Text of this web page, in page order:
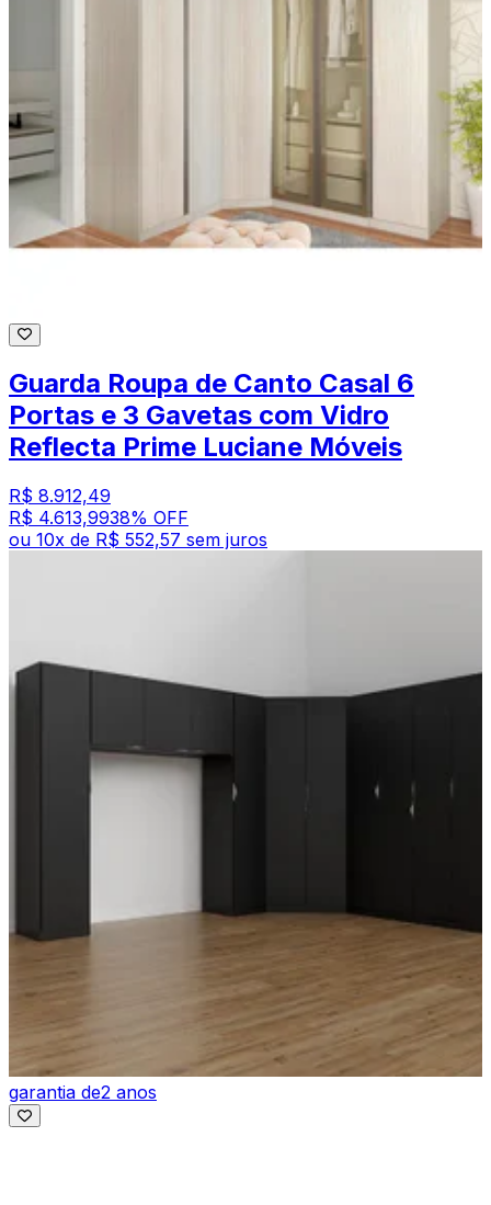
Guarda Roupa de Canto Casal 6
Portas e 3 Gavetas com Vidro
Reflecta Prime Luciane Móveis
R$ 8.912,49
R$ 4.613,9938% OFF
ou 10x de R$ 552,57 sem juros
garantia de2 anos